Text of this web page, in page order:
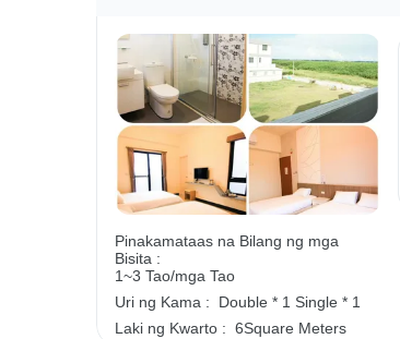
Pinakamataas na Bilang ng mga
Bisita :
1~3 Tao/mga Tao
Uri ng Kama :
Double * 1 Single * 1
Laki ng Kwarto : 6Square Meters